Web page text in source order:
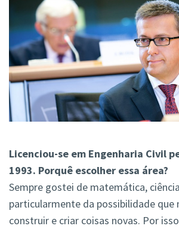
Licenciou-se em Engenharia Civil
1993. Porquê escolher essa área?
Sempre gostei de matemática,
particularmente da possibilidade que
construir e criar coisas novas. Por